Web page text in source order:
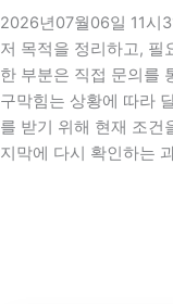
2026년07월06일 11시
저 목적을 정리하고, 필
한 부분은 직접 문의를
구막힘는 상황에 따라
를 받기 위해 현재 조건
지막에 다시 확인하는